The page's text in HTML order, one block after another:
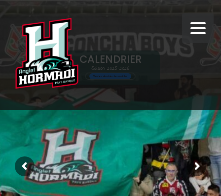
CALENDRIER
Saison 2025-2026
Voir le calendrier des matchs